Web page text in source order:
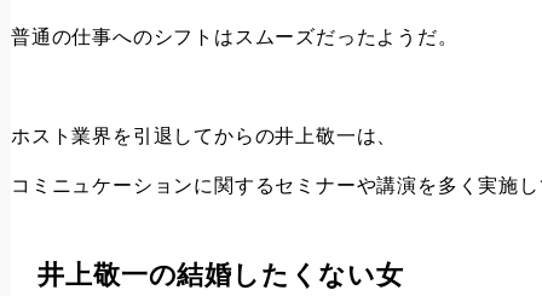
普通の仕事へのシフトはスムーズだったようだ。
ホスト業界を引退してからの井上敬一は、
コミニュケーションに関するセミナーや講演を多く実施
井上敬一の結婚したくない女